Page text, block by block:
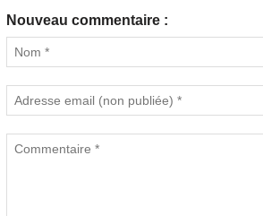
Nouveau commentaire :